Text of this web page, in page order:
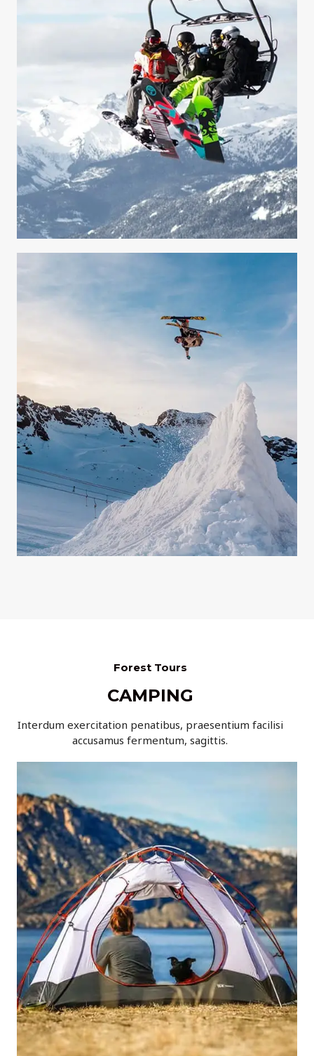
Forest Tours
CAMPING
Interdum exercitation penatibus, praesentium facilisi
accusamus fermentum, sagittis.